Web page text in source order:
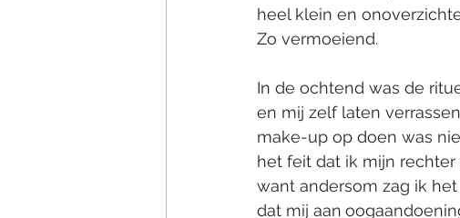
heel klein en
Zo vermoeiend.
In de ochtend was de
en mij zelf laten
make-up op doen was
het feit dat ik mijn
want andersom zag ik
dat mij aan